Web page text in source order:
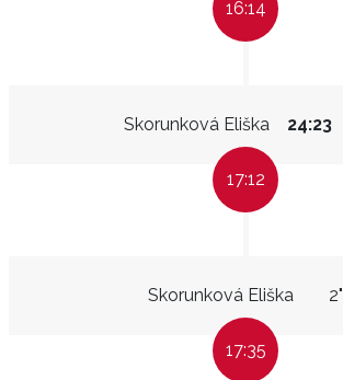
16:14
Skorunková Eliška 24:23
17:12
Skorunková Eliška 2"
17:35